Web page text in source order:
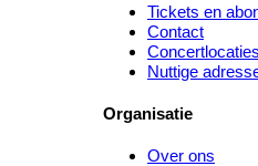
Tickets en
Contact
Concertlocaties
Nuttige
Organisatie
Over ons